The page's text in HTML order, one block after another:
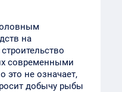
на
современными
это не означает,
добычу рыбы